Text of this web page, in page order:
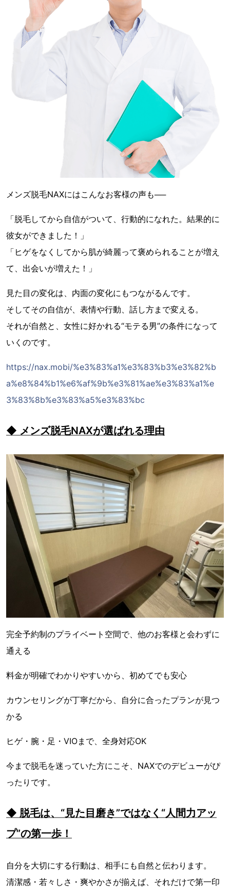
メンズ脱毛NAXにはこんなお客様の声も──
「脱毛してから自信がついて、行動的になれた。結果的に
彼女ができました！」
「ヒゲをなくしてから肌が綺麗って褒められることが増え
て、出会いが増えた！」
見た目の変化は、内面の変化にもつながるんです。
そしてその自信が、表情や行動、話し方まで変える。
それが自然と、女性に好かれる“モテる男”の条件になって
いくのです。
https://nax.mobi/%e3%83%a1%e3%83%b3%e3%82%b
a%e8%84%b1%e6%af%9b%e3%81%ae%e3%83%a1%e
3%83%8b%e3%83%a5%e3%83%bc
◆ メンズ脱毛NAXが選ばれる理由
完全予約制のプライベート空間で、他のお客様と会わずに
通える
料金が明確でわかりやすいから、初めてでも安心
カウンセリングが丁寧だから、自分に合ったプランが見つ
かる
ヒゲ・腕・足・VIOまで、全身対応OK
今まで脱毛を迷っていた方にこそ、NAXでのデビューがぴ
ったりです。
◆ 脱毛は、“見た目磨き”ではなく“人間力アッ
プ”の第一歩！
自分を大切にする行動は、相手にも自然と伝わります。
清潔感・若々しさ・爽やかさが揃えば、それだけで第一印